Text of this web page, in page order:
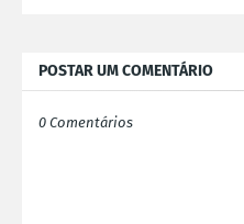
POSTAR UM COMENTÁRIO
0 Comentários